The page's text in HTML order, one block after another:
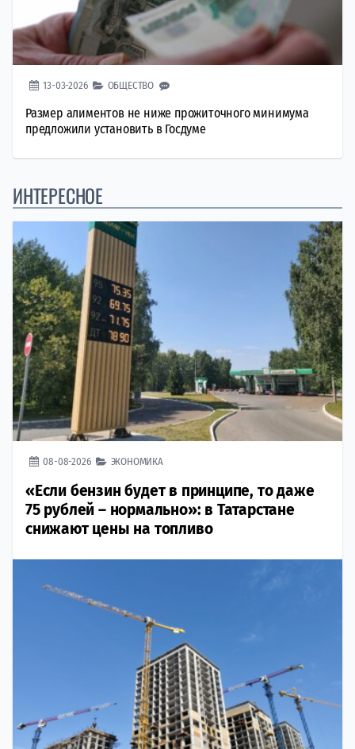
13-03-2026 ОБЩЕСТВО
Размер алиментов не ниже прожиточного минимума
предложили установить в Госдуме
ИНТЕРЕСНОЕ
08-08-2026 ЭКОНОМИКА
«Если бензин будет в принципе, то даже
75 рублей – нормально»: в Татарстане
снижают цены на топливо